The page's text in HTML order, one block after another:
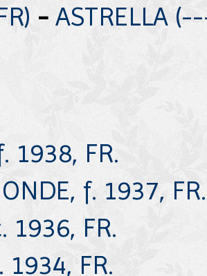
- ASTRELLA
1938, FR.
f. 1937, FR.
1936, FR.
1934, FR.